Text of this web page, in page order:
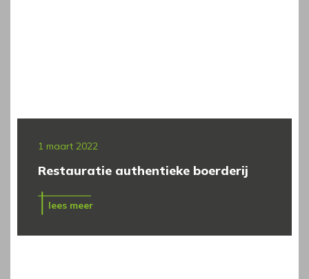
1 maart 2022
Restauratie authentieke boerderij
lees meer